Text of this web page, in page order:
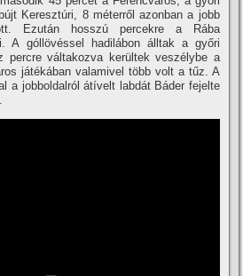
Keresztúri, 8 méterről azonban a jobb
Ezután hosszú percekre a Rába
A góllövéssel hadilábon álltak a győri
percre váltakozva kerültek veszélybe a
játékában valamivel több volt a tűz. A
a jobboldalról átí­velt labdát Báder fejelte